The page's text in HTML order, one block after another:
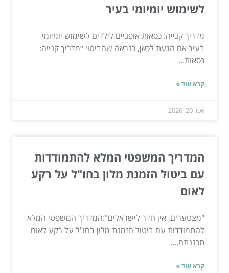
לשימוש יומיומי בעיר
מדריך קנייה: כסאות אופניים לילדים לשימוש יומיומי
בעיר אם הגעת לכאן, כנראה שהביטוי ״מדריך קנייה:
כסאות...
קרא עוד »
אפר 20, 2026
המדריך המשפטי המלא להתמודדות
עם ביטול הזמנת מלון בחו"ל על רקע
לאום
"מצטערים, אין חדר לישראלים":המדריך המשפטי המלא
להתמודדות עם ביטול הזמנת מלון בחו"ל על רקע לאום
תכננתם,...
קרא עוד »